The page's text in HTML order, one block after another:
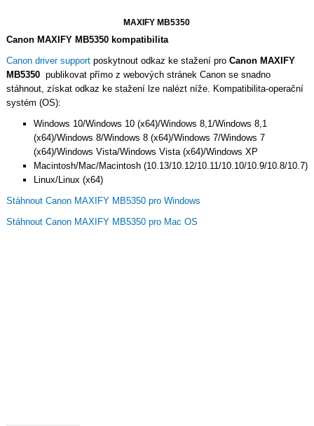
MAXIFY MB5350
Canon MAXIFY MB5350 kompatibilita
Canon driver supportposkytnout odkaz ke stažení pro Canon MAXIFY
MB5350 publikovat přímo z webových stránek Canon se snadno
stáhnout, získat odkaz ke stažení lze nalézt níže. Kompatibilita-operační
systém (OS):
Windows 10/Windows 10 (x64)/Windows 8,1/Windows 8,1
(x64)/Windows 8/Windows 8 (x64)/Windows 7/Windows 7
(x64)/Windows Vista/Windows Vista (x64)/Windows XP
Macintosh/Mac/Macintosh (10.13/10.12/10.11/10.10/10.9/10.8/10.7)
Linux/Linux (x64)
Stáhnout Canon MAXIFY MB5350 pro Windows
Stáhnout Canon MAXIFY MB5350 pro Mac OS